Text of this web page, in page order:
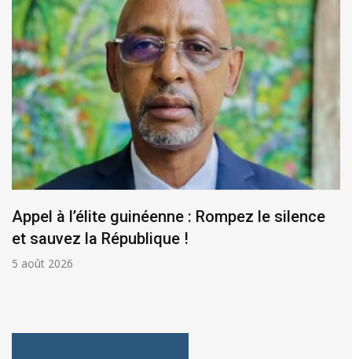
Appel à l’élite guinéenne : Rompez le silence
et sauvez la République !
5 août 2026